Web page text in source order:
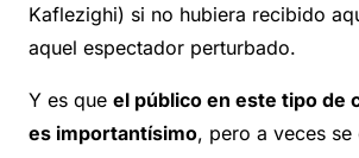
Kaflezighi) si no hubiera recibido
aquel espectador perturbado.
Y es que el público en este tipo de
es importantísimo, pero a veces